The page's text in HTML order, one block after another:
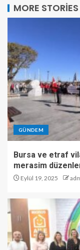
MORE STORIES
GÜNDEM
Bursa ve etraf
merasim
Eylül 19, 2025